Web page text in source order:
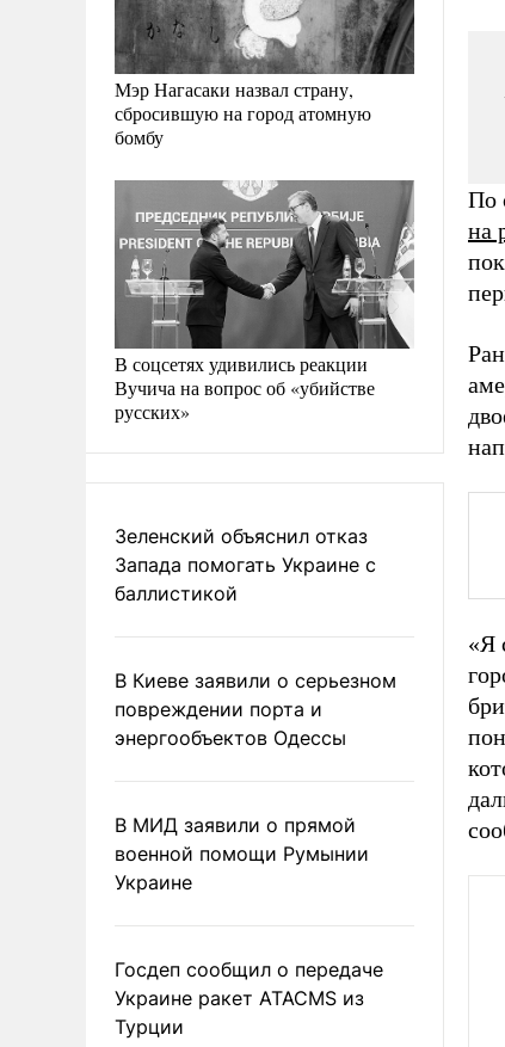
Мэр Нагасаки назвал страну,
сбросившую на город атомную
бомбу
В соцсетях удивились реакции
Вучича на вопрос об «убийстве
русских»
Зеленский объяснил отказ
Запада помогать Украине с
баллистикой
В Киеве заявили о серьезном
повреждении порта и
энергообъектов Одессы
В МИД заявили о прямой
военной помощи Румынии
Украине
Госдеп сообщил о передаче
Украине ракет ATACMS из
Турции
По
на
«Я